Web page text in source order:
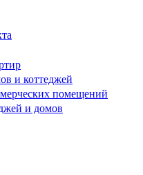
и коттеджей
помещений
и домов